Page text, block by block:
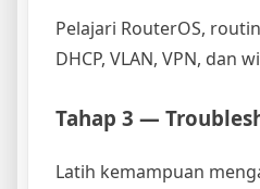
Pelajari RouterOS,
DHCP, VLAN, VPN, dan
Tahap 3 —
Latih kemampuan